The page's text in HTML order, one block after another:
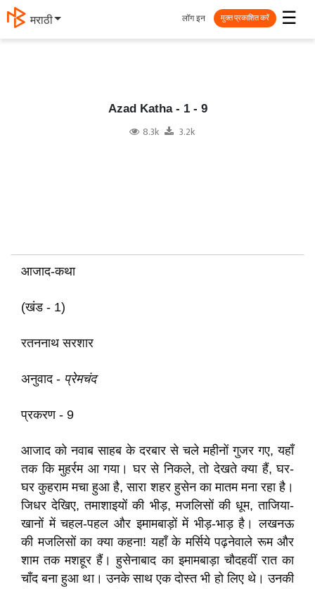
मराठी ☰
लॉग इन मुक्त प्रकाशित करें
Azad Katha - 1 - 9
8.3k 3.2k
आजाद-कथा
(खंड - 1)
रतननाथ सरशार
अनुवाद - प्रेमचंद
प्रकरण - 9
आजाद को नवाब साहब के दरबार से चले महीनों गुजर गए, यहाँ
तक कि मुहर्रम आ गया। घर से निकले, तो देखते क्या हैं, घर-
घर कुहराम मचा हुआ है, सारा शहर हुसेन का मातम मना रहा है।
जिधर देखिए, तमाशाइयों की भीड़, मजलिसों की धूम, ताजिया-
खानों में चहल-पहल और इमामबाड़ों में भीड़-भाड़ है। लखनऊ
की मजलिसों का क्या कहना! यहाँ के मर्सिये पढ़नेवाले रूम और
शाम तक मशहूर हैं। हुसेनाबाद का इमामबाड़ा चौदहवीं रात का
चाँद बना हुआ था। उनके साथ एक दोस्त भी हो लिए थे। उनकी